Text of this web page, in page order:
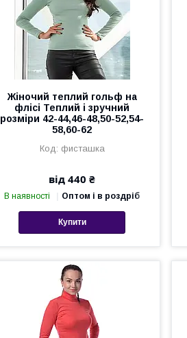
Жіночий теплий гольф на
флісі Теплий і зручний
розміри 42-44,46-48,50-52,54-
58,60-62
фисташка
від 440 ₴
В наявності Оптом і в роздріб
Купити